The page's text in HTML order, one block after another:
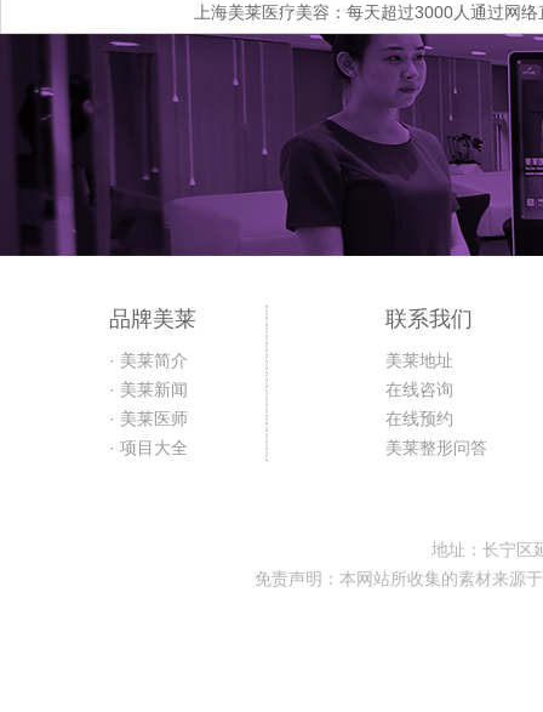
上海美莱医疗美容：每天超过3000人通过网
品牌美莱
· 美莱简介
· 美莱新闻
· 美莱医师
· 项目大全
联系我们
美莱地址
在线咨询
在线预约
美莱整形问答
地址：长宁区
免责声明：本网站所收集的素材来源